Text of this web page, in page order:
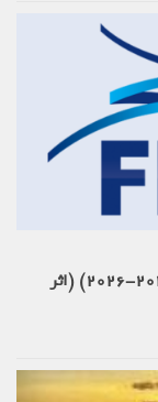
قوانین تکنیکی فدراسیون جهانی شمشیربازی (2025-2026) (اثر